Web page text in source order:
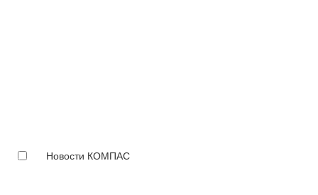
Новости КОМПАС